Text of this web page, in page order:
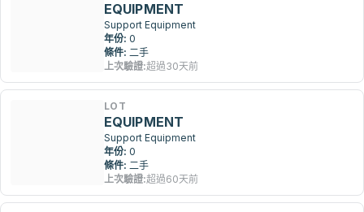
EQUIPMENT
Support Equipment
年份: 0
條件: 二手
上次驗證:超過30天前
LOT
EQUIPMENT
Support Equipment
年份: 0
條件: 二手
上次驗證:超過60天前